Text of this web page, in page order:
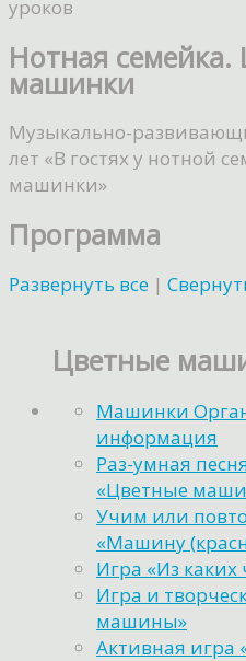
уроков
Нотная семейка.
машинки
Музыкально-
лет «В гостях у нотной
машинки»
Программа
Развернуть все |
Цветные
Машинки
информация
Раз-умная
«Цветные
Учим или
«Машину
Игра «Из
Игра и
машины»
Активная